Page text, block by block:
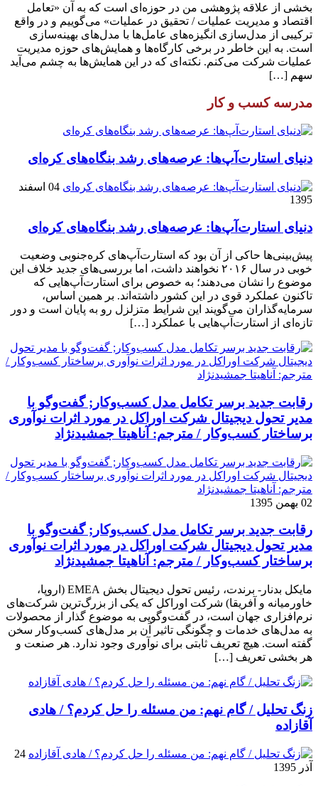
بخشی از علاقه پژوهشی من در حوزه‌ای است که به آن «تعامل
اقتصاد و مدیریت عملیات / تحقیق در عملیات» می‌گوییم و در واقع
ترکیبی از مدل‌سازی انگیزه‌های عامل‌ها با مدل‌های بهینه‌سازی
است. به این خاطر در برخی کارگاه‌ها و همایش‌های حوزه مدیریت
عملیات شرکت می‌کنم. نکته‌ای که در این همایش‌ها به چشم می‌آید
سهم […]
مدرسه کسب و کار
دنیای استارت‌آپ‌ها: عرصه‌های رشد بنگاه‌های کره‌ای‌
04 اسفند
1395
دنیای استارت‌آپ‌ها: عرصه‌های رشد بنگاه‌های کره‌ای‌
پیش‌بینی‌ها حاکی از آن بود که استارت‌آپ‌های کره‌جنوبی وضعیت
خوبی در سال ۲۰۱۶ نخواهند داشت، اما بررسی‌های جدید خلاف این
موضوع را نشان می‌دهند؛ به خصوص برای استارت‌آپ‌هایی که
تاکنون عملکرد قوی در این کشور داشته‌اند. بر همین اساس،
سرمایه‌گذاران می‌گویند این شرایط متزلزل رو به پایان است و دور
تازه‌ای از استارت‌آپ‌هایی با عملکرد […]
رقابت جدید برسر تکامل مدل کسب‌و‌کار; گفت‌وگو با
مدیر تحول دیجیتال شرکت اوراکل در مورد اثرات نوآوری
برساختار کسب‌وکار / مترجم: آناهیتا جمشیدنژاد
02 بهمن 1395
رقابت جدید برسر تکامل مدل کسب‌و‌کار; گفت‌وگو با
مدیر تحول دیجیتال شرکت اوراکل در مورد اثرات نوآوری
برساختار کسب‌وکار / مترجم: آناهیتا جمشیدنژاد
مایکل بدنار- برندت، رئیس تحول دیجیتال بخش EMEA (اروپا،
خاورمیانه و آفریقا) شرکت اوراکل که یکی از بزرگ‌ترین شرکت‌های
نرم‌افزاری جهان است، در گفت‌وگویی به موضوع گذار از محصولات
به مدل‌های خدمات و چگونگی تاثیر آن بر مدل‌های کسب‌و‌کار سخن
گفته است. هیچ تعریف ثابتی برای نوآوری وجود ندارد. هر صنعت و
هر بخشی تعریف […]
زنگ تحلیل / گام نهم: من مسئله را حل کردم؟ / هادی
آقازاده
24
آذر 1395